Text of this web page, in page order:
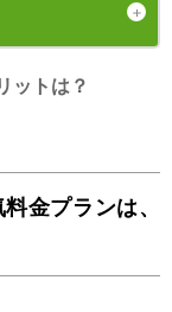
た。
）
ットは？
金プランは、